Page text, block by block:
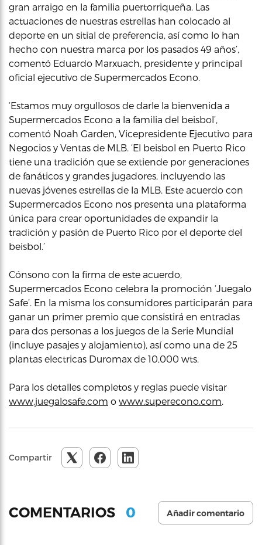
gran arraigo en la familia puertorriqueña. Las
actuaciones de nuestras estrellas han colocado al
deporte en un sitial de preferencia, así como lo han
hecho con nuestra marca por los pasados 49 años’,
comentó Eduardo Marxuach, presidente y principal
oficial ejecutivo de Supermercados Econo.
‘Estamos muy orgullosos de darle la bienvenida a
Supermercados Econo a la familia del beisbol’,
comentó Noah Garden, Vicepresidente Ejecutivo para
Negocios y Ventas de MLB. ‘El beisbol en Puerto Rico
tiene una tradición que se extiende por generaciones
de fanáticos y grandes jugadores, incluyendo las
nuevas jóvenes estrellas de la MLB. Este acuerdo con
Supermercados Econo nos presenta una plataforma
única para crear oportunidades de expandir la
tradición y pasión de Puerto Rico por el deporte del
beisbol.’
Cónsono con la firma de este acuerdo,
Supermercados Econo celebra la promoción ‘Juegalo
Safe’. En la misma los consumidores participarán para
ganar un primer premio que consistirá en entradas
para dos personas a los juegos de la Serie Mundial
(incluye pasajes y alojamiento), así como una de 25
plantas electricas Duromax de 10,000 wts.
Para los detalles completos y reglas puede visitar
www.juegalosafe.com o www.superecono.com
Compartir
COMENTARIOS 0 Añadir comentario